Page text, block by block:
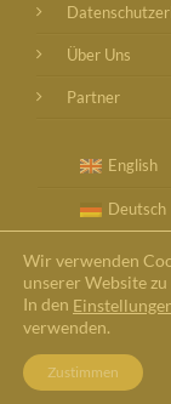
Über Uns
Partner
English
Deutsch
Wir verwenden
unserer Website zu
In den
verwenden.
Zustimmen